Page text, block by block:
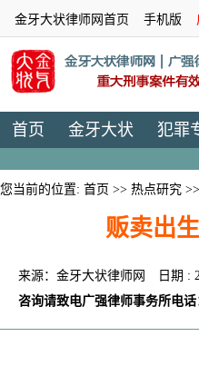
金牙大状律师网首页 手机版
首页 金牙大状 犯罪
您当前的位置: 首页 >> 热点研究
贩卖出
来源：金牙大状律师网
日期 :
咨询请致电广强律师事务所电话